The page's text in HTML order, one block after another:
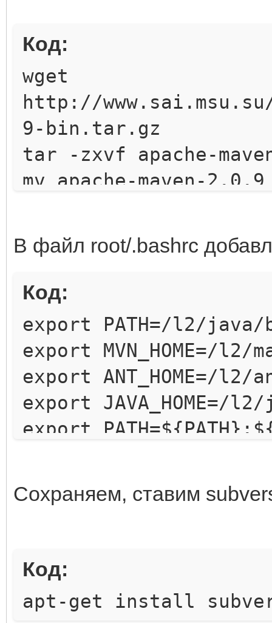
Код:
wget
http://
9-bin.tar.gz
tar -zxvf apache-
mv apache-maven-2.0.9
В файл root/.bashrc
Код:
export PATH=/l2/java/
export MVN_HOME=/l2/
export ANT_HOME=/l2/
export JAVA_HOME=/
export
export
#В случае, если
#export JAVA_OPTS="-
#export MAVEN_OPTS="-
#export ANT_OPTS="-
Сохраняем, ставим
Код:
apt-get install